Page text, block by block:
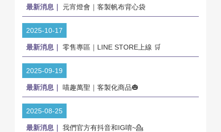
最新消息｜ 元宵燈會｜客製帆布背心袋
2025-10-17
最新消息｜ 零售專區｜LINE STORE上線 🛒
2025-09-19
最新消息｜ 喵趣萬聖｜客製化商品🎃
2025-08-25
最新消息｜ 我們官方有抖音和IG唷~💁